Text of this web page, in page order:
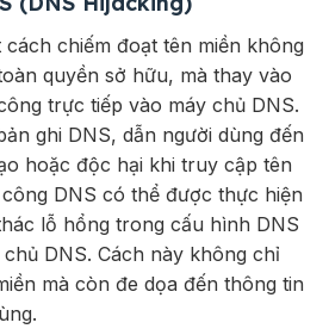
cách chiếm đoạt tên miền không
quyền sở hữu, mà thay vào
trực tiếp vào máy chủ DNS.
ghi DNS, dẫn người dùng đến
hoặc độc hại khi truy cập tên
DNS có thể được thực hiện
lỗ hổng trong cấu hình DNS
DNS. Cách này không chỉ
mà còn đe dọa đến thông tin